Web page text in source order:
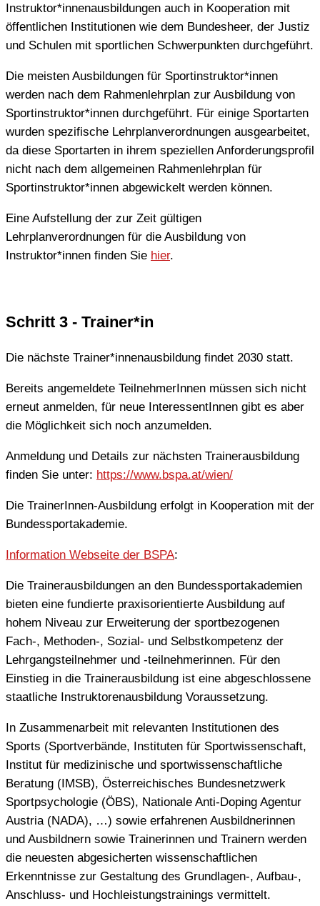
Instruktor*innenausbildungen auch in Kooperation mit
öffentlichen Institutionen wie dem Bundesheer, der Justiz
und Schulen mit sportlichen Schwerpunkten durchgeführt.
Die meisten Ausbildungen für Sportinstruktor*innen
werden nach dem Rahmenlehrplan zur Ausbildung von
Sportinstruktor*innen durchgeführt. Für einige Sportarten
wurden spezifische Lehrplanverordnungen ausgearbeitet,
da diese Sportarten in ihrem speziellen Anforderungsprofil
nicht nach dem allgemeinen Rahmenlehrplan für
Sportinstruktor*innen abgewickelt werden können.
Eine Aufstellung der zur Zeit gültigen
Lehrplanverordnungen für die Ausbildung von
Instruktor*innen finden Sie hier.
Schritt 3 - Trainer*in
Die nächste Trainer*innenausbildung findet 2030 statt.
Bereits angemeldete TeilnehmerInnen müssen sich nicht
erneut anmelden, für neue InteressentInnen gibt es aber
die Möglichkeit sich noch anzumelden.
Anmeldung und Details zur nächsten Trainerausbildung
finden Sie unter: https://www.bspa.at/wien/
Die TrainerInnen-Ausbildung erfolgt in Kooperation mit der
Bundessportakademie.
Information Webseite der BSPA:
Die Trainerausbildungen an den Bundessportakademien
bieten eine fundierte praxisorientierte Ausbildung auf
hohem Niveau zur Erweiterung der sportbezogenen
Fach-, Methoden-, Sozial- und Selbstkompetenz der
Lehrgangsteilnehmer und -teilnehmerinnen. Für den
Einstieg in die Trainerausbildung ist eine abgeschlossene
staatliche Instruktorenausbildung Voraussetzung.
In Zusammenarbeit mit relevanten Institutionen des
Sports (Sportverbände, Instituten für Sportwissenschaft,
Institut für medizinische und sportwissenschaftliche
Beratung (IMSB), Österreichisches Bundesnetzwerk
Sportpsychologie (ÖBS), Nationale Anti-Doping Agentur
Austria (NADA), …) sowie erfahrenen Ausbildnerinnen
und Ausbildnern sowie Trainerinnen und Trainern werden
die neuesten abgesicherten wissenschaftlichen
Erkenntnisse zur Gestaltung des Grundlagen-, Aufbau-,
Anschluss- und Hochleistungstrainings vermittelt.